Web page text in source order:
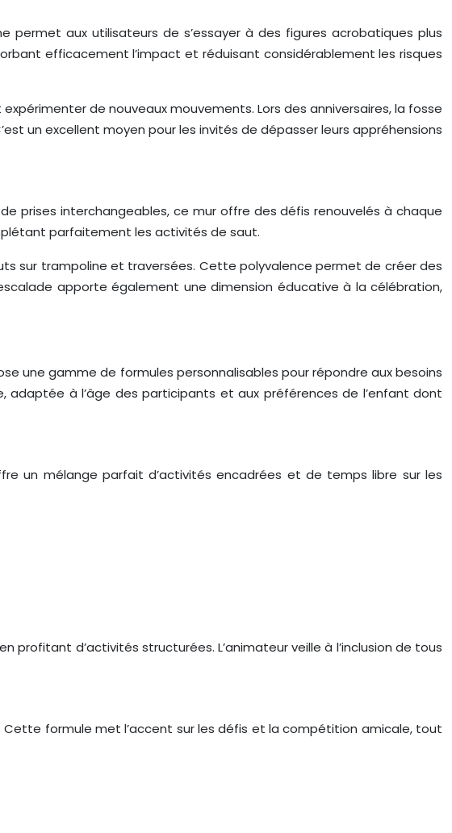
aux utilisateurs de s’essayer à des figures acrobatiques plus
efficacement l’impact et réduisant considérablement les risques
de nouveaux mouvements. Lors des anniversaires, la fosse
un excellent moyen pour les invités de dépasser leurs appréhensions
prises interchangeables, ce mur offre des défis renouvelés à chaque
parfaitement les activités de saut.
sur trampoline et traversées. Cette polyvalence permet de créer des
apporte également une dimension éducative à la célébration,
une gamme de formules personnalisables pour répondre aux besoins
à l’âge des participants et aux préférences de l’enfant dont
un mélange parfait d’activités encadrées et de temps libre sur les
d’activités structurées. L’animateur veille à l’inclusion de tous
formule met l’accent sur les défis et la compétition amicale, tout